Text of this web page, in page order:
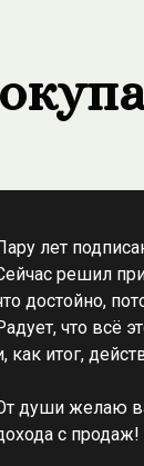
лет
решил
достойно,
что всё
как итог,
души желаю
с